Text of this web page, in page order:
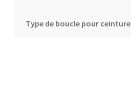
Type de boucle pour ceinture